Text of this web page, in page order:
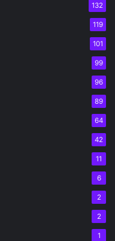
132
119
101
99
96
89
64
42
11
6
2
2
1